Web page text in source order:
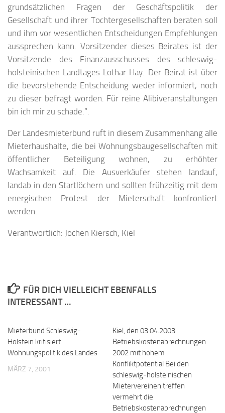
grundsätzlichen Fragen der Geschäftspolitik der
Gesellschaft und ihrer Tochtergesellschaften beraten soll
und ihm vor wesentlichen Entscheidungen Empfehlungen
aussprechen kann. Vorsitzender dieses Beirates ist der
Vorsitzende des Finanzausschusses des schleswig-
holsteinischen Landtages Lothar Hay. Der Beirat ist über
die bevorstehende Entscheidung weder informiert, noch
zu dieser befragt worden. Für reine Alibiveranstaltungen
bin ich mir zu schade.“.
Der Landesmieterbund ruft in diesem Zusammenhang alle
Mieterhaushalte, die bei Wohnungsbaugesellschaften mit
öffentlicher Beteiligung wohnen, zu erhöhter
Wachsamkeit auf. Die Ausverkäufer stehen landauf,
landab in den Startlöchern und sollten frühzeitig mit dem
energischen Protest der Mieterschaft konfrontiert
werden.
Verantwortlich: Jochen Kiersch, Kiel
FÜR DICH VIELLEICHT EBENFALLS
INTERESSANT …
Mieterbund Schleswig-
Holstein kritisiert
Wohnungspolitik des Landes
MÄRZ 7, 2001
Kiel, den 03.04.2003
Betriebskostenabrechnungen
2002 mit hohem
Konfliktpotential Bei den
schleswig-holsteinischen
Mietervereinen treffen
vermehrt die
Betriebskostenabrechnungen